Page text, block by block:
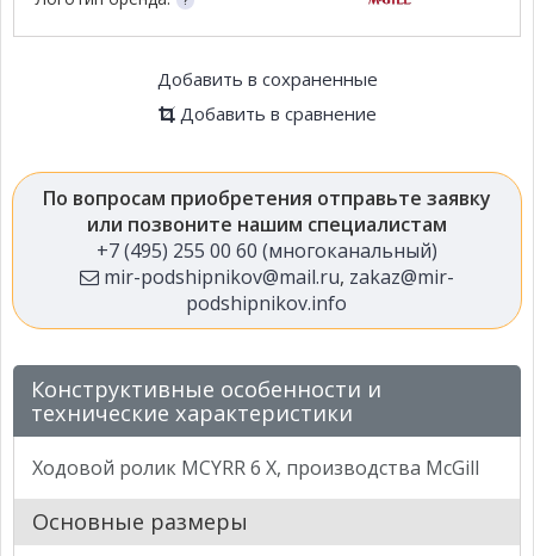
Добавить в сохраненные
Добавить в сравнение
По вопросам приобретения отправьте заявку
или позвоните нашим специалистам
+7 (495) 255 00 60 (многоканальный)
mir-podshipnikov@mail.ru, zakaz@mir-
podshipnikov.info
Конструктивные особенности и
технические характеристики
Ходовой ролик MCYRR 6 X, производства McGill
Основные размеры